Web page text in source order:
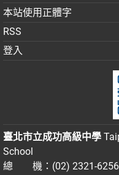
本站使用正體字
RSS
登入
臺北市立成功高級中學
School
總 機：(02) 2321-6256